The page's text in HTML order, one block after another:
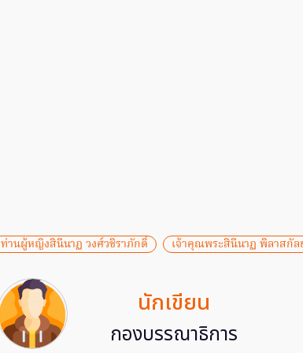
ท่านผู้หญิงสินีนาฏ วงศ์วชิราภักดิ์ เจ้าคุณพระสินีนาฏ พิลาสกั
นักเขียน
กองบรรณาธิการ